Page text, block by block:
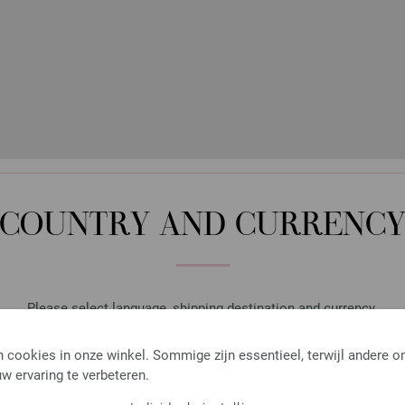
COUNTRY AND CURRENCY
Please select language, shipping destination and currency.
cookies in onze winkel. Sommige zijn essentieel, terwijl andere
ervaring te verbeteren.
KLANTEN KOCHTEN OOK